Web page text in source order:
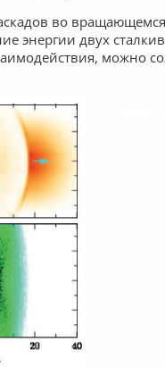
во
энергии двух
можно